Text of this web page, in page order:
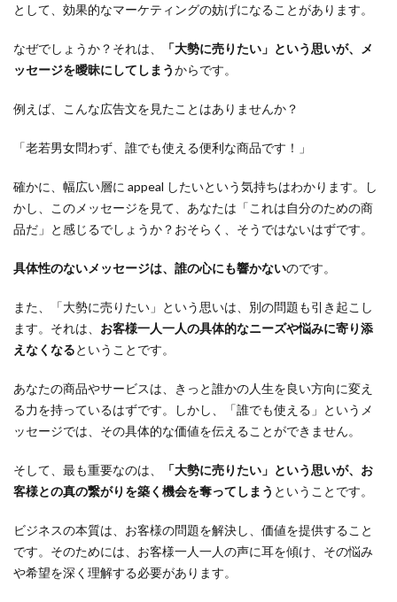
として、効果的なマーケティングの妨げになることがあります。
なぜでしょうか？それは、
「大勢に売りたい」という思いが、メ
ッセージを曖昧にしてしまうからです。
例えば、こんな広告文を見たことはありませんか？
「老若男女問わず、誰でも使える便利な商品です！」
確かに、幅広い層に appeal したいという気持ちはわかります。し
かし、このメッセージを見て、あなたは「これは自分のための商
品だ」と感じるでしょうか？おそらく、そうではないはずです。
具体性のないメッセージは、誰の心にも響かないのです。
また、「大勢に売りたい」という思いは、別の問題も引き起こし
ます。それは、 お客様一人一人の具体的なニーズや悩みに寄り添
えなくなるということです。
あなたの商品やサービスは、きっと誰かの人生を良い方向に変え
る力を持っているはずです。しかし、「誰でも使える」というメ
ッセージでは、その具体的な価値を伝えることができません。
そして、最も重要なのは、
「大勢に売りたい」という思いが、お
客様との真の繋がりを築く機会を奪ってしまう ということです。
ビジネスの本質は、お客様の問題を解決し、価値を提供すること
です。そのためには、お客様一人一人の声に耳を傾け、その悩み
や希望を深く理解する必要があります。